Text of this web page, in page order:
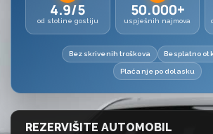
4.9/5
od stotine gostiju
50.000+
uspješnih najmova
Bez skrivenih troškova Besplatno
Plaćanje po dolasku
REZERVIŠITE AUTOMOBIL